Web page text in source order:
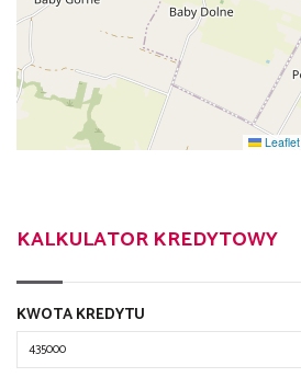
Leaflet
KALKULATOR KREDYTOWY
KWOTA KREDYTU